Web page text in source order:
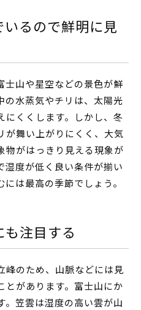
るので鮮明に見
士山や星空などの景色が鮮
の水蒸気やチリは、太陽光
にくくします。しかし、冬
が舞い上がりにくく、大気
物がはっきり見える現象が
湿度が低く良い条件が揃い
は最高の季節でしょう。
注目する
峰のため、山脈などには見
とがあります。富士山にか
。笠雲は湿度の高い雲が山